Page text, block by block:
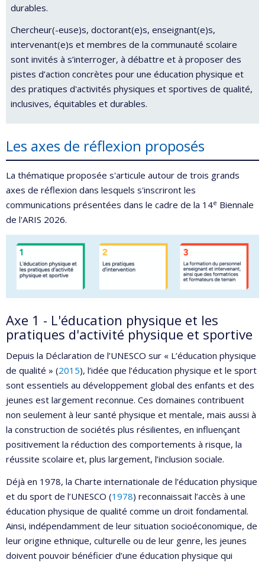
durables.
Chercheur(-euse)s, doctorant(e)s, enseignant(e)s,
intervenant(e)s et membres de la communauté scolaire
sont invités à s’interroger, à débattre et à proposer des
pistes d’action concrètes pour une éducation physique et
des pratiques d'activités physiques et sportives de qualité,
inclusives, équitables et durables.
Les axes de réflexion proposés
La thématique proposée s'articule autour de trois grands
axes de réflexion dans lesquels s'inscriront les
communications présentées dans le cadre de la 14e Biennale
de l'ARIS 2026.
Axe 1 - L'éducation physique et les
pratiques d'activité physique et sportive
Depuis la Déclaration de l’UNESCO sur « L’éducation physique
de qualité » (2015), l’idée que l’éducation physique et le sport
sont essentiels au développement global des enfants et des
jeunes est largement reconnue. Ces domaines contribuent
non seulement à leur santé physique et mentale, mais aussi à
la construction de sociétés plus résilientes, en influençant
positivement la réduction des comportements à risque, la
réussite scolaire et, plus largement, l’inclusion sociale.
Déjà en 1978, la Charte internationale de l’éducation physique
et du sport de l’UNESCO (1978) reconnaissait l’accès à une
éducation physique de qualité comme un droit fondamental.
Ainsi, indépendamment de leur situation socioéconomique, de
leur origine ethnique, culturelle ou de leur genre, les jeunes
doivent pouvoir bénéficier d’une éducation physique qui